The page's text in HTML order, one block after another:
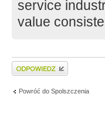
service
value
Wyślij odpowiedź
Powróć do Spolszczenia